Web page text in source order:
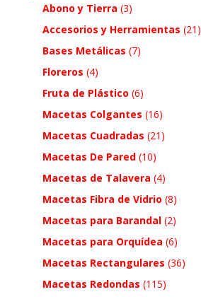
Abono y Tierra (3)
Accesorios y Herramientas (21)
Bases Metálicas (7)
Floreros (4)
Fruta de Plástico (6)
Macetas Colgantes (16)
Macetas Cuadradas (21)
Macetas De Pared (10)
Macetas de Talavera (4)
Macetas Fibra de Vidrio (8)
Macetas para Barandal (2)
Macetas para Orquídea (6)
Macetas Rectangulares (36)
Macetas Redondas (115)